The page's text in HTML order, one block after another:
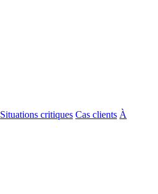
Situations critiques Cas clients À